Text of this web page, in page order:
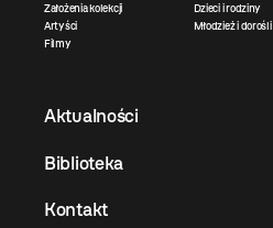
Założenia kolekcji
Artyści
Filmy
Dzieci i rodziny
Młodzież i dorośli
Aktualności
Biblioteka
Kontakt